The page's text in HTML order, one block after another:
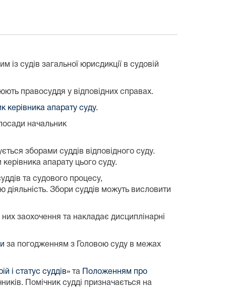
із судів загальної юрисдикції в судовій
правосуддя у відповідних справах.
керівника апарату суду.
начальник
зборами суддів відповідного суду.
апарату цього суду.
та судового процесу,
діяльність. Збори суддів можуть висловити
заохочення та накладає дисциплінарні
за погодженням з Головою суду в межах
і статус суддів» та
Положенням про
Помічник судді призначається на